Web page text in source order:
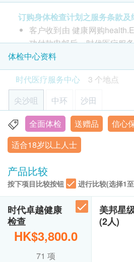
$2,000扣减优惠 (不可与优惠码叠加使
心脏检查 重点项目
静卧心电图
肺功能 重点项目
胸肺X光
3 基本项目
基本健康评估
脉搏率
个人健康分析问卷
血压
体质指标
身高
血脂
甘油三酯
除可检查子宫颈癌前期病变外，亦
如柏氏抹片发炎。(适合有性经验
HK$ 500.0
幽门螺旋菌吹气测试
可探测胃癌风险
HK$950.0
乳房X光造影检查 (只适合40岁以上
(只适用于尖沙咀分店 及 只适合40
硬块或钙化物等乳房问题 可检测
问题 (此检查项目或需另约日期进行
HK$1,500.0
上腹部超声波
肝、胆、脾、胰、肾及主动脉 (此
定中心进行检查)
女性癌症指标检查计划
(包括: 甲种胚胎蛋白(肝), 癌抗原
(胃), 癌胚抗原(结肠), 艾柏斯坦氏
125 (卵巢), 癌抗原15.3 (乳房)) (
原125 (卵巢) 或 癌抗原15.3 (乳
此计划包括血液检查、血脂、
情况、血糖、炎症指标、甲状
波检查及2项癌症指标测试。
注意事项:
- 请详阅以下「条款及细则」了
意事项
凡购买以上健康检查计划 ,圴可
项目,详情请按"购买
- 每位验身者加送二项癌症指标
氏病毒全面抗体(鼻咽) 或 甲种
原(结肠) 或 癌抗原 19.9 (胰脏)
癌抗原125 (卵巢) 或 癌抗原15.3 (
订购身体检查计划之服务条款及
客户收到由 健康网购
功付款电邮后，时代医疗服
身体检查的时间及地点。
时代医疗服务中心 - 预约或
客户必须于预约当天出示身
以确认身份。
身体检查计划或疫苗计划，
必须于6个月内 (由确认付款
查，逾期作废。
订购一经确认，不设退款。
天内获得验身报告。如有需
医护人员提出，作出特别安
所有自选项目一经电话确认
更改。
附加项目检验者必须跟计划
如有争议，健康网购
务中心保留最后决定权。
体检中心资料
时代医疗服务中心
3 个地点
尖沙咀
中环 沙田
香港九龙尖沙咀弥敦道26号1302-
显示地图
星期一至五：9:00a.m. – 1:30p.m.;
星期六︰9:00a.m. – 6:30p.m.
星期日及公众假期︰休息
全面体检 送赠品
信心
适合18岁以上人士
产品比较
按下项目比较按钮 进行比较(选择1
时代卓越健康
检查
HK$3,800.0
71 项
美邦星
(2人)